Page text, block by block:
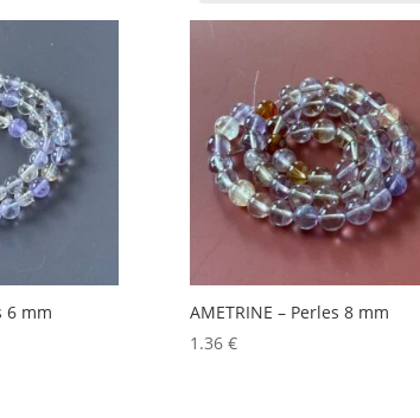
6 mm
AMETRINE – Perles 8 mm
1.36 €